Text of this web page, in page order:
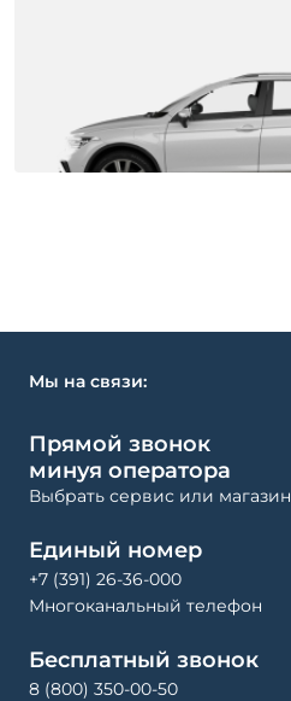
Мы на связи:
Прямой звонок
минуя оператора
Выбрать сервис или магазин
Единый номер
+7 (391) 26-36-000
Многоканальный телефон
Бесплатный звонок
8 (800) 350-00-50